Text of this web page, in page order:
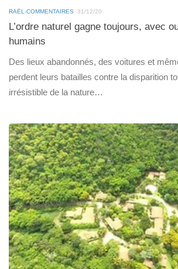
RAËL-COMMENTAIRES 31/12/20
L’ordre naturel gagne toujours, avec
humains
Des lieux abandonnés, des voitures et
perdent leurs batailles contre la disparition
irrésistible de la nature…